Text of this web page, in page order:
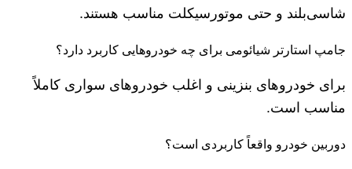
شاسی‌بلند و حتی موتورسیکلت مناسب هستند.
جامپ استارتر شیائومی برای چه خودروهایی کاربرد دارد؟
برای خودروهای بنزینی و اغلب خودروهای سواری کاملاً
مناسب است.
دوربین خودرو واقعاً کاربردی است؟